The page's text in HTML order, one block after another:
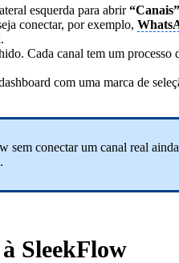
esquerda para abrir“Canais”
conectar, por exemplo,
Cada canal tem um
com uma marca de
sem conectar um canal real
SleekFlow